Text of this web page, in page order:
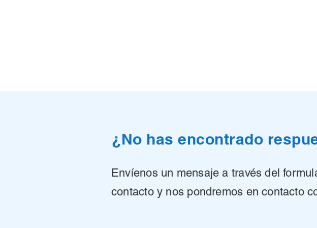
¿No has encontrado
Envíenos un mensaje a través del
contacto y nos pondremos en contacto